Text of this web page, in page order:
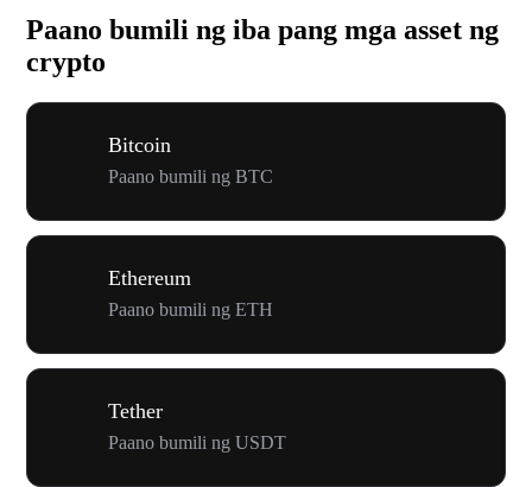
Paano bumili ng iba pang mga asset ng
crypto
Bitcoin
Paano bumili ng BTC
Ethereum
Paano bumili ng ETH
Tether
Paano bumili ng USDT